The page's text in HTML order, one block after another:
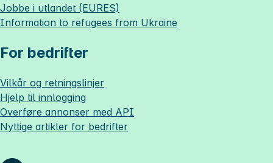
Jobbe i utlandet (EURES)
Information to refugees from Ukraine
For bedrifter
Vilkår og retningslinjer
Hjelp til innlogging
Overføre annonser med API
Nyttige artikler for bedrifter